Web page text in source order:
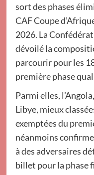
sort des phases
CAF Coupe
2026. La
dévoilé la
parcourir pour les
première phase
Parmi elles,
Libye, mieux
exemptées du
néanmoins
à des adversaires
billet pour la phase